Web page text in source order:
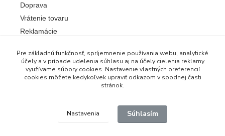
Doprava
Vrátenie tovaru
Reklamácie
Sledujte nás
Facebook
Pre základnú funkčnosť, spríjemnenie používania webu, analytické
účely a v prípade udelenia súhlasu aj na účely cielenia reklamy
využívame súbory cookies. Nastavenie vlastných preferencií
cookies môžete kedykoľvek upraviť odkazom v spodnej časti
stránok.
Nastavenia Súhlasím